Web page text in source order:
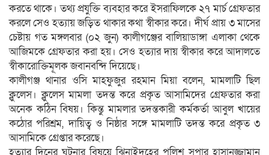
করতে থাকে। তথ্য প্রযুক্তি ব্যবহার করে ইসরাফিলকে ২৭ মার্চ গ্রেফতার
করলে সেও হত্যায় জড়িত থাকার কথা স্বীকার করে। দীর্ঘ প্রায় ৩ মাসের
চেষ্টায় গত মঙ্গলবার (০২ জুন) কালীগঞ্জের বালিয়াডাঙ্গা এলাকা থেকে
আজিমকে গ্রেফতার করা হয়। সেও হত্যার দায় স্বীকার করে আদালতে
স্বীকারোক্তিমূলক জবানবন্দি দিয়েছে।
কালীগঞ্জ থানার ওসি মাহফুজুর রহমান মিয়া বলেন, মামলাটি ছিল
ক্লুলেস। ক্লুলেস মামলা তদন্ত করে প্রকৃত আসামিদের গ্রেফতার করা
অনেক কঠিন বিষয়। কিন্তু মামলার তদন্তকারী কর্মকর্তা আবুল খায়ের
কঠোর পরিশ্রম, দায়িত্ব ও নিষ্ঠার সঙ্গে মামলাটি তদন্ত করে প্রকৃত ৩
আসামিকে গ্রেপ্তার করেছে।